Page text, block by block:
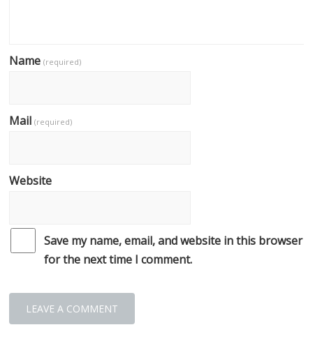
Name(required)
Mail(required)
Website
Save my name, email, and website in this browser
for the next time I comment.